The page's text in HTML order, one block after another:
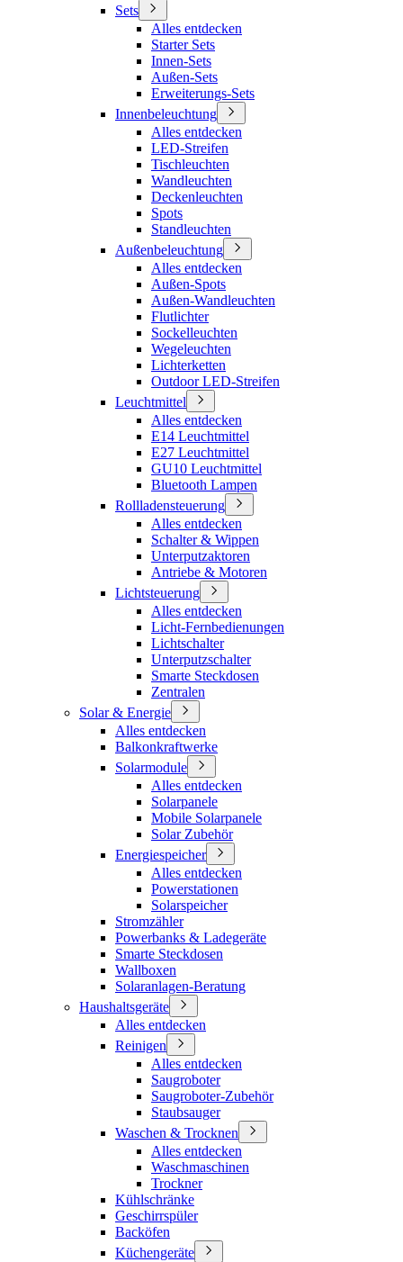
Sets
Alles entdecken
Starter Sets
Innen-Sets
Außen-Sets
Erweiterungs-Sets
Innenbeleuchtung
Alles entdecken
LED-Streifen
Tischleuchten
Wandleuchten
Deckenleuchten
Spots
Standleuchten
Außenbeleuchtung
Alles entdecken
Außen-Spots
Außen-Wandleuchten
Flutlichter
Sockelleuchten
Wegeleuchten
Lichterketten
Outdoor LED-Streifen
Leuchtmittel
Alles entdecken
E14 Leuchtmittel
E27 Leuchtmittel
GU10 Leuchtmittel
Bluetooth Lampen
Rollladensteuerung
Alles entdecken
Schalter & Wippen
Unterputzaktoren
Antriebe & Motoren
Lichtsteuerung
Alles entdecken
Licht-Fernbedienungen
Lichtschalter
Unterputzschalter
Smarte Steckdosen
Zentralen
Solar & Energie
Alles entdecken
Balkonkraftwerke
Solarmodule
Alles entdecken
Solarpanele
Mobile Solarpanele
Solar Zubehör
Energiespeicher
Alles entdecken
Powerstationen
Solarspeicher
Stromzähler
Powerbanks & Ladegeräte
Smarte Steckdosen
Wallboxen
Solaranlagen-Beratung
Haushaltsgeräte
Alles entdecken
Reinigen
Alles entdecken
Saugroboter
Saugroboter-Zubehör
Staubsauger
Waschen & Trocknen
Alles entdecken
Waschmaschinen
Trockner
Kühlschränke
Geschirrspüler
Backöfen
Küchengeräte